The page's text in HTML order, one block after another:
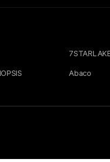
Abaco